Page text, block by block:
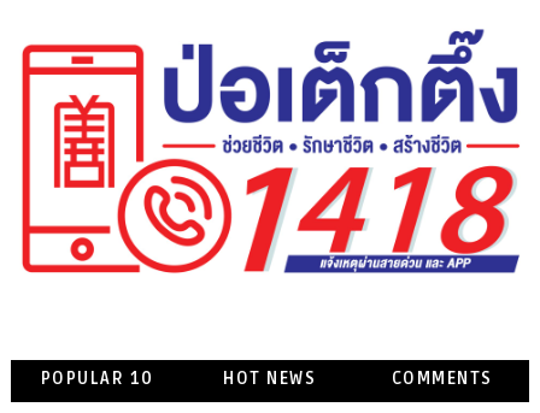
POPULAR 10 HOT NEWS COMMENTS